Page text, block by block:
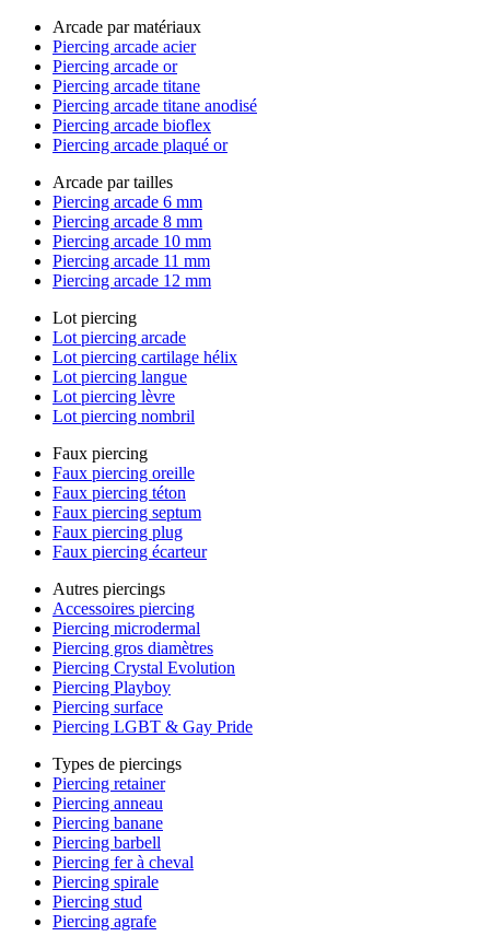
Arcade par matériaux
Piercing arcade acier
Piercing arcade or
Piercing arcade titane
Piercing arcade titane anodisé
Piercing arcade bioflex
Piercing arcade plaqué or
Arcade par tailles
Piercing arcade 6 mm
Piercing arcade 8 mm
Piercing arcade 10 mm
Piercing arcade 11 mm
Piercing arcade 12 mm
Lot piercing
Lot piercing arcade
Lot piercing cartilage hélix
Lot piercing langue
Lot piercing lèvre
Lot piercing nombril
Faux piercing
Faux piercing oreille
Faux piercing téton
Faux piercing septum
Faux piercing plug
Faux piercing écarteur
Autres piercings
Accessoires piercing
Piercing microdermal
Piercing gros diamètres
Piercing Crystal Evolution
Piercing Playboy
Piercing surface
Piercing LGBT & Gay Pride
Types de piercings
Piercing retainer
Piercing anneau
Piercing banane
Piercing barbell
Piercing fer à cheval
Piercing spirale
Piercing stud
Piercing agrafe